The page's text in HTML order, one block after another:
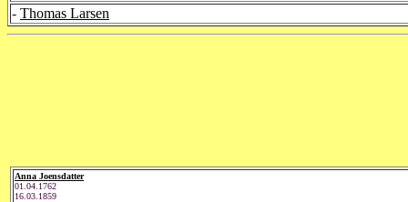
- Thomas Larsen
Anna Joensdatter
01.04.1762
16.03.1859